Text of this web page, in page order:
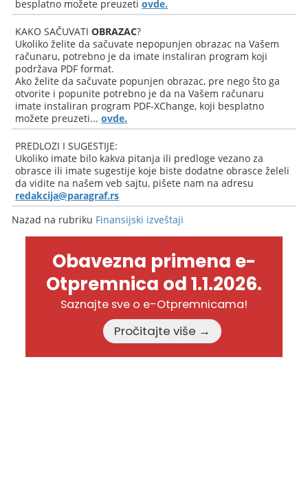
besplatno možete preuzetiovde.
KAKO SAČUVATIOBRAZAC?
Ukoliko želite da sačuvate nepopunjen obrazac na Vašem
računaru, potrebno je da imate instaliran program koji
podržava PDF format.
Ako želite da sačuvate popunjen obrazac, pre nego što ga
otvorite i popunite potrebno je da na Vašem računaru
imate instaliran program PDF-XChange, koji besplatno
možete preuzeti...ovde.
PREDLOZI I SUGESTIJE:
Ukoliko imate bilo kakva pitanja ili predloge vezano za
obrasce ili imate sugestije koje biste dodatne obrasce želeli
da vidite na našem veb sajtu, pišete nam na adresu
redakcija@paragraf.rs
Nazad na rubriku Finansijski izveštaji
Obavezna primena e-
Otpremnica od 1.1.2026.
Saznajte sve o e-Otpremnicama!
Pročitajte više →